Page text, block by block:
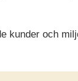
kunder och